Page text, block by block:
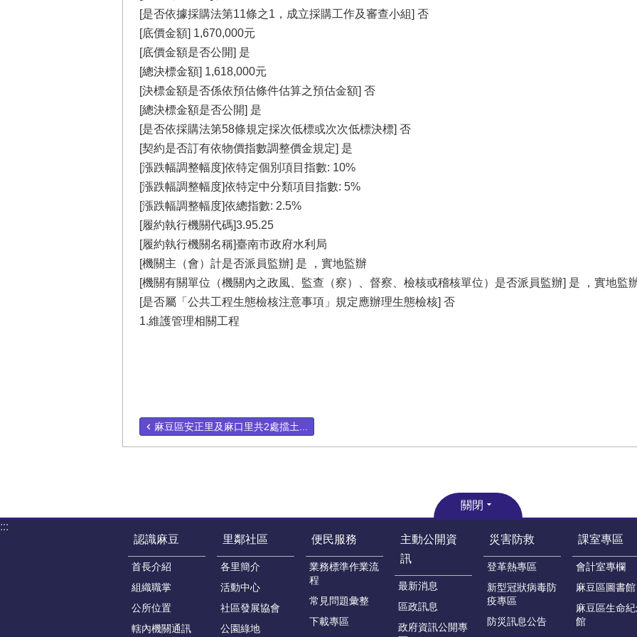
[是否依據採購法第11條之1，成立採購工作及審查小組] 否
[底價金額] 1,670,000元
[底價金額是否公開] 是
[總決標金額] 1,618,000元
[決標金額是否係依預估條件估算之預估金額] 否
[總決標金額是否公開] 是
[是否依採購法第58條規定採次低標或次次低標決標] 否
[契約是否訂有依物價指數調整價金規定] 是
[漲跌幅調整幅度]依特定個別項目指數: 10%
[漲跌幅調整幅度]依特定中分類項目指數: 5%
[漲跌幅調整幅度]依總指數: 2.5%
[履約執行機關代碼]3.95.25
[履約執行機關名稱]臺南市政府水利局
[機關主（會）計是否派員監辦] 是 ，實地監辦
[機關有關單位（機關內之政風、監查（察）、督察、檢核或稽核單位）是否派員監辦] 是 ，實地監
[是否屬「公共工程生態檢核注意事項」規定應辦理生態檢核] 否
1.維護管理相關工程
麻豆區安正里及麻口里共2處擋土...
關閉
:::
認識麻豆
首長介紹
組織職掌
公所位置
轄內機關通訊
里鄰社區
各里簡介
活動中心
社區發展協會
公園綠地
便民服務
業務標準作業流
程
常見問題彙整
下載專區
主動公開資
訊
最新消息
區政訊息
政府資訊公開專
災害防救
登革熱專區
新型冠狀病毒防
疫專區
防災訊息公告
課室專區
會計室專欄
麻豆區圖書館
麻豆區生命
館